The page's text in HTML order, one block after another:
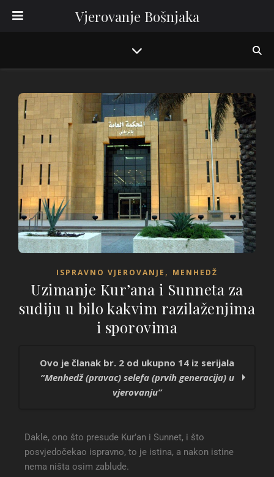
Vjerovanje Bošnjaka
ISPRAVNO VJEROVANJE , MENHEDŽ
Uzimanje Kur’ana i Sunneta za
sudiju u bilo kakvim razilaženjima
i sporovima
Ovo je članak br. 2 od ukupno 14 iz serijala
“Menhedž (pravac) selefa (prvih generacija) u
vjerovanju”
tekstova i upozoravanje na suprotstavljanje
Uzimanje Kur’ana i Sunneta za sudiju u bilo
kakvim razilaženjima i sporovima
Dakle, ono što presude Kur’an i Sunnet, i što
posvjedočekao ispravno, to je istina, a nakon istine
nema ništa osim zablude.